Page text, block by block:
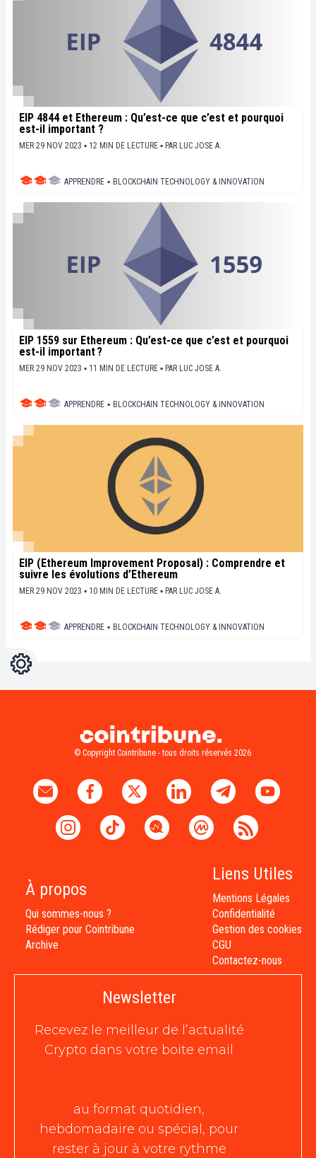
EIP 4844 et Ethereum : Qu’est-ce que c’est et pourquoi
est-il important ?
MER 29 NOV 2023 ▪ 12 MIN DE LECTURE ▪ PAR LUC JOSE A.
APPRENDRE ▪ BLOCKCHAIN TECHNOLOGY & INNOVATION
EIP 1559 sur Ethereum : Qu’est-ce que c’est et pourquoi
est-il important ?
MER 29 NOV 2023 ▪ 11 MIN DE LECTURE ▪ PAR LUC JOSE A.
APPRENDRE ▪ BLOCKCHAIN TECHNOLOGY & INNOVATION
EIP (Ethereum Improvement Proposal) : Comprendre et
suivre les évolutions d’Ethereum
MER 29 NOV 2023 ▪ 10 MIN DE LECTURE ▪ PAR LUC JOSE A.
APPRENDRE ▪ BLOCKCHAIN TECHNOLOGY & INNOVATION
Réglages
© Copyright Cointribune - tous droits réservés 2026
À propos
Qui sommes-nous ?
Rédiger pour Cointribune
Archive
Liens Utiles
Mentions Légales
Confidentialité
Gestion des cookies
CGU
Contactez-nous
Newsletter
Recevez le meilleur de l’actualité
Crypto dans votre boite email
au format quotidien,
hebdomadaire ou spécial, pour
rester à jour à votre rythme